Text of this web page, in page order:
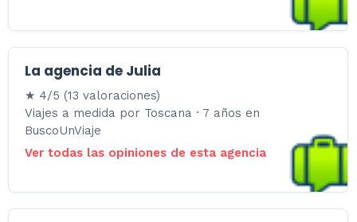
La agencia de Julia
★ 4/5 (13 valoraciones)
Viajes a medida por Toscana · 7 años en
BuscoUnViaje
Ver todas las opiniones de esta agencia